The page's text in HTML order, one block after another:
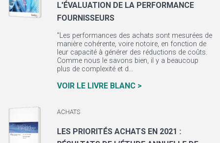
L'ÉVALUATION DE LA PERFORMANCE
FOURNISSEURS
"Les performances des achats sont mesurées de
manière cohérente, voire notoire, en fonction de
leur capacité à générer des réductions de coûts.
Comme nous le savons bien, il y a beaucoup
plus de complexité et d...
VOIR LE LIVRE BLANC >
ACHATS
LES PRIORITÉS ACHATS EN 2021 :